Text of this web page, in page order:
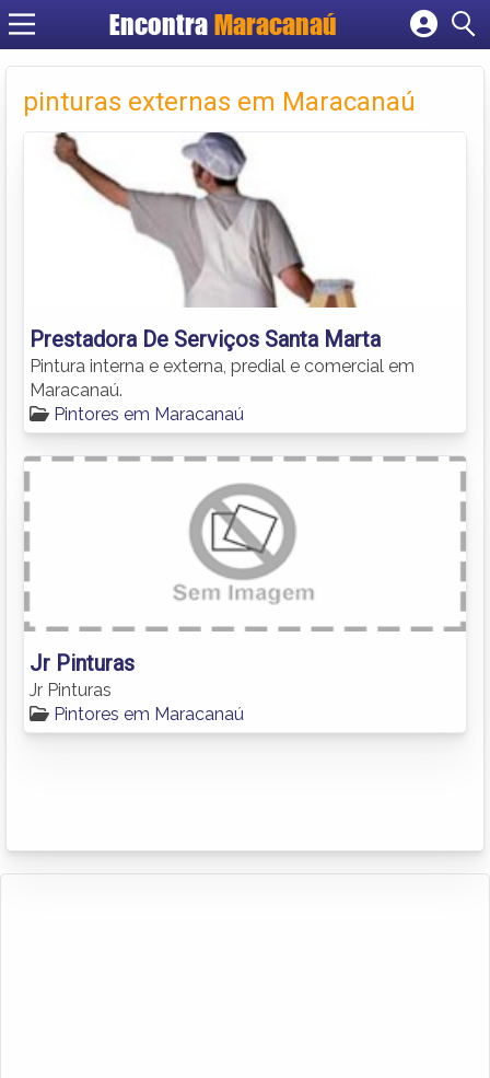
Encontra Maracanaú
Cadastrar empresa
Criar conta
pinturas externas em Maracanaú
Prestadora De Serviços Santa Marta
Pintura interna e externa, predial e comercial em
Maracanaú.
Pintores em Maracanaú
Jr Pinturas
Jr Pinturas
Pintores em Maracanaú